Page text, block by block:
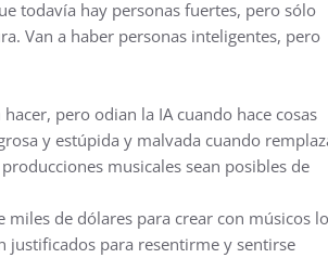
todavía hay personas fuertes, pero sólo
Van a haber personas inteligentes, pero
pero odian la IA cuando hace cosas
y estúpida y malvada cuando
musicales sean posibles de
de dólares para crear con músicos lo
justificados para resentirme y sentirse